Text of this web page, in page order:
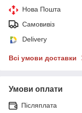
Нова Пошта
Самовивіз
Delivery
Всі умови доставки
Умови оплати
Післяплата